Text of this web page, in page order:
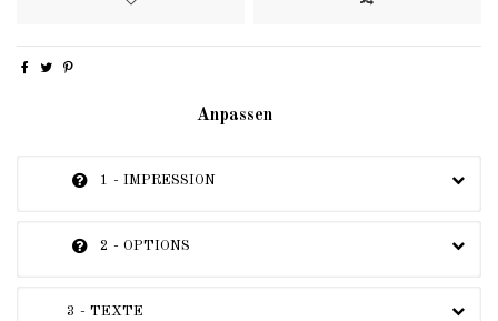
Anpassen
1 - IMPRESSION
2 - OPTIONS
3 - TEXTE